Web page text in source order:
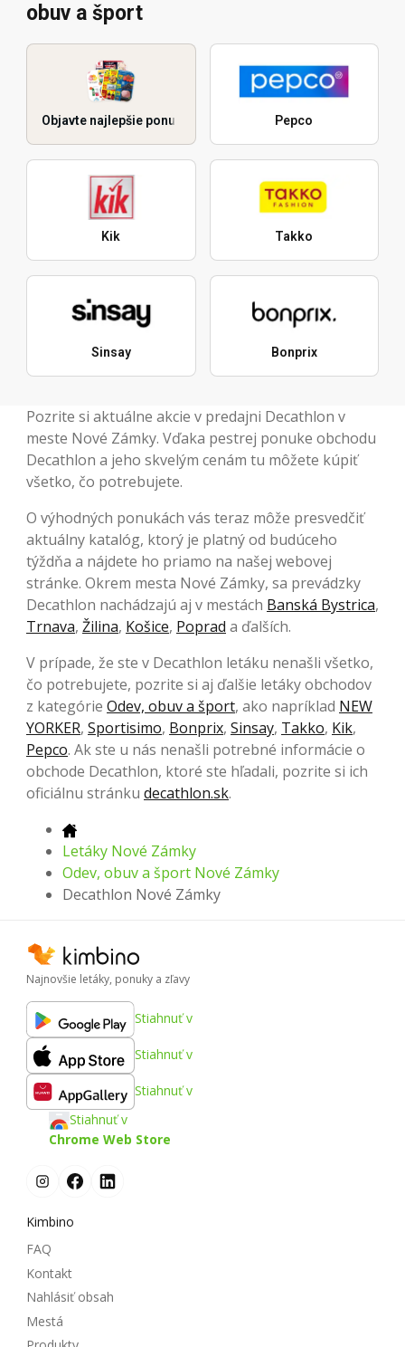
obuv a šport
Objavte najlepšie ponuky Pepco
Kik Takko
Sinsay Bonprix
Pozrite si aktuálne akcie v predajni Decathlon v
meste Nové Zámky. Vďaka pestrej ponuke obchodu
Decathlon a jeho skvelým cenám tu môžete kúpiť
všetko, čo potrebujete.
O výhodných ponukách vás teraz môže presvedčiť
aktuálny katalóg, ktorý je platný od budúceho
týždňa a nájdete ho priamo na našej webovej
stránke. Okrem mesta Nové Zámky, sa prevádzky
Decathlon nachádzajú aj v mestách Banská Bystrica,
Trnava, Žilina, Košice, Poprad a ďalších.
V prípade, že ste v Decathlon letáku nenašli všetko,
čo potrebujete, pozrite si aj ďalšie letáky obchodov
z kategórie Odev, obuv a šport, ako napríklad NEW
YORKER, Sportisimo, Bonprix, Sinsay, Takko, Kik,
Pepco. Ak ste u nás nenašli potrebné informácie o
obchode Decathlon, ktoré ste hľadali, pozrite si ich
oficiálnu stránku decathlon.sk.
Letáky Nové Zámky
Odev, obuv a šport Nové Zámky
Decathlon Nové Zámky
Najnovšie letáky, ponuky a zľavy
Stiahnuť v
Stiahnuť v
Stiahnuť v
Stiahnuť v
Chrome Web Store
Kimbino
FAQ
Kontakt
Nahlásiť obsah
Mestá